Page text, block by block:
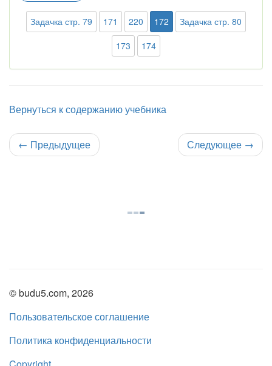
Задачка стр. 79 171 220 172
Задачка стр. 80
173
174
Вернуться к содержанию учебника
← Предыдущее Следующее →
© budu5.com, 2026
Пользовательское соглашение
Политика конфиденциальности